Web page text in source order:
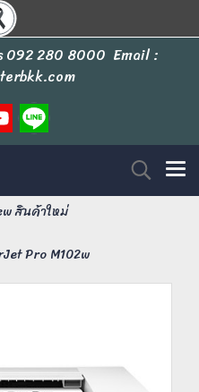
092 280 8000 Email :
สินค้าใหม่
Pro M102w